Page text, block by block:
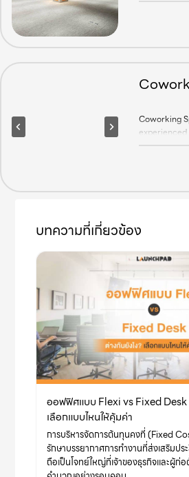
with a
This zone
projector,
139 Pan Rd,
10500…
Coworking
cover every
and
desk and
copy,
PACKAGES
บทความที่เกี่ยวข้อง
ออฟฟิศแบบ Flexi vs Fixed Desk
เลือกแบบไหนให้คุ้มค่า
การบริหารจัดการต้นทุนคงที่ (Fixed
รักษาบรรยากาศการทำงานที่ส่งเสริมป
ถือเป็นโจทย์ใหญ่ที่เจ้าของธุรกิจและผู้ก่